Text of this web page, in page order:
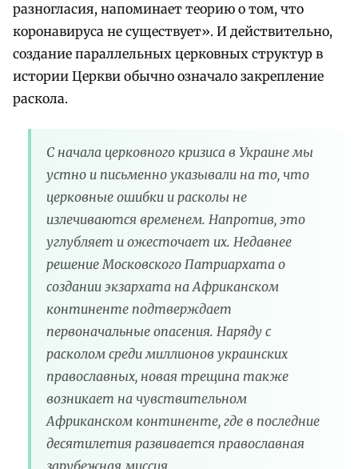
разногласия, напоминает теорию о том, что
коронавируса не существует». И действительно,
создание параллельных церковных структур в
истории Церкви обычно означало закрепление
раскола.
С начала церковного кризиса в Украине мы
устно и письменно указывали на то, что
церковные ошибки и расколы не
излечиваются временем. Напротив, это
углубляет и ожесточает их. Недавнее
решение Московского Патриархата о
создании экзархата на Африканском
континенте подтверждает
первоначальные опасения. Наряду с
расколом среди миллионов украинских
православных, новая трещина также
возникает на чувствительном
Африканском континенте, где в последние
десятилетия развивается православная
зарубежная миссия…